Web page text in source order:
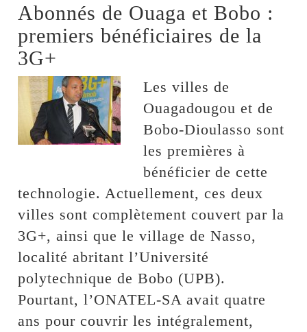
Abonnés de Ouaga et Bobo :
premiers bénéficiaires de la
3G+
Les villes de
Ouagadougou et de
Bobo-Dioulasso sont
les premières à
bénéficier de cette
technologie. Actuellement, ces deux
villes sont complètement couvert par la
3G+, ainsi que le village de Nasso,
localité abritant l’Université
polytechnique de Bobo (UPB).
Pourtant, l’ONATEL-SA avait quatre
ans pour couvrir les intégralement,